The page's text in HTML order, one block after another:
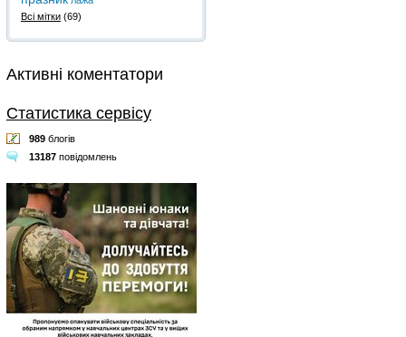
Всі мітки (69)
Активні коментатори
Статистика сервісу
989 блогів
13187 повідомлень